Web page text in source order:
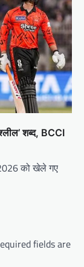
शब्द, BCCI
को खेले गए
fields are